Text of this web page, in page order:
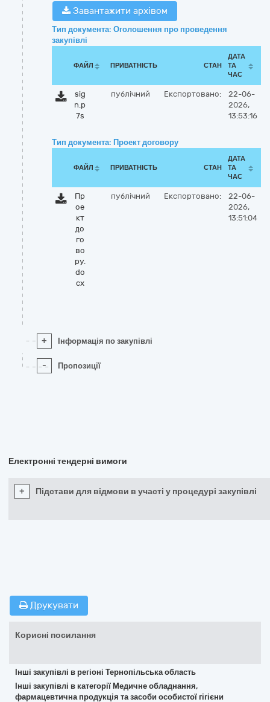
Завантажити архівом
Тип документа: Оголошення про проведення
закупівлі
ФАЙЛ ПРИВАТНІСТЬ СТАН
ДАТА
ТА
ЧАС
sig
n.p
7s
публічний Експортовано:
22-06-
2026,
13:53:16
Тип документа: Проект договору
ФАЙЛ ПРИВАТНІСТЬ СТАН
ДАТА
ТА
ЧАС
Пр
ое
кт
до
го
во
ру.
do
cx
публічний Експортовано:
22-06-
2026,
13:51:04
+ Інформація по закупівлі
- Пропозиції
Електронні тендерні вимоги
+ Підстави для відмови в участі у процедурі закупівлі
Друкувати
Корисні посилання
Інші закупівлі в регіоні Тернопільська область
Інші закупівлі в категорії Медичне обладнання,
фармацевтична продукція та засоби особистої гігієни